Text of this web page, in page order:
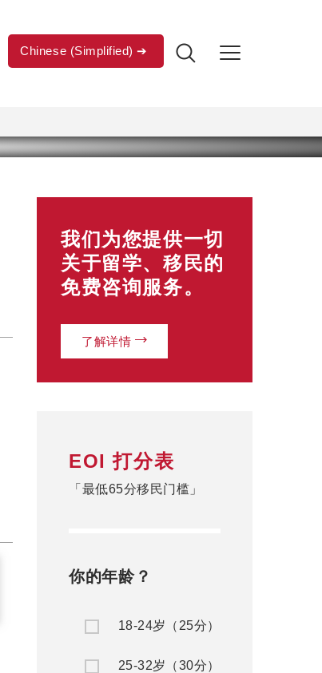
Chinese (Simplified)
我们为您提供一切
关于留学、移民的
免费咨询服务。
了解详情
EOI 打分表
「最低65分移民门槛」
你的年龄？
18-24岁（25分）
25-32岁（30分）